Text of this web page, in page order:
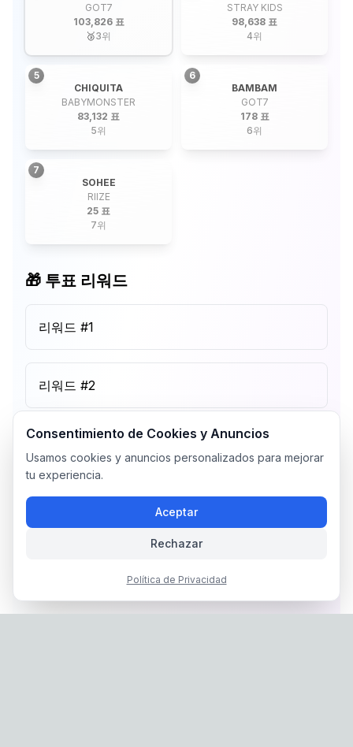
GOT7
103,826 표
🥉3위
STRAY KIDS
98,638 표
4위
5
CHIQUITA
BABYMONSTER
83,132 표
5위
6
BAMBAM
GOT7
178 표
6위
7
SOHEE
RIIZE
25 표
7위
🎁 투표 리워드
리워드 #1
리워드 #2
Consentimiento de Cookies y Anuncios
Usamos cookies y anuncios personalizados para mejorar
tu experiencia.
Aceptar
Rechazar
Política de Privacidad